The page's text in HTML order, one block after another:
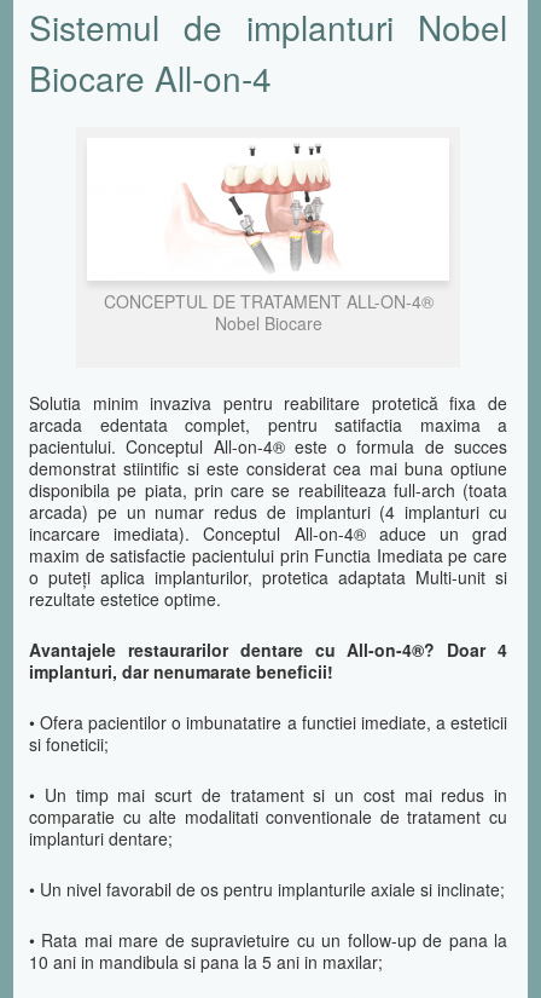
Sistemul de implanturi Nobel
Biocare All-on-4
CONCEPTUL DE TRATAMENT ALL-ON-4®
Nobel Biocare
Solutia minim invaziva pentru reabilitare protetică fixa de
arcada edentata complet, pentru satifactia maxima a
pacientului. Conceptul All-on-4® este o formula de succes
demonstrat stiintific si este considerat cea mai buna optiune
disponibila pe piata, prin care se reabiliteaza full-arch (toata
arcada) pe un numar redus de implanturi (4 implanturi cu
incarcare imediata). Conceptul All-on-4® aduce un grad
maxim de satisfactie pacientului prin Functia Imediata pe care
o puteți aplica implanturilor, protetica adaptata Multi-unit si
rezultate estetice optime.
Avantajele restaurarilor dentare cu All-on-4®? Doar 4
implanturi, dar nenumarate beneficii!
• Ofera pacientilor o imbunatatire a functiei imediate, a esteticii
si foneticii;
• Un timp mai scurt de tratament si un cost mai redus in
comparatie cu alte modalitati conventionale de tratament cu
implanturi dentare;
• Un nivel favorabil de os pentru implanturile axiale si inclinate;
• Rata mai mare de supravietuire cu un follow-up de pana la
10 ani in mandibula si pana la 5 ani in maxilar;